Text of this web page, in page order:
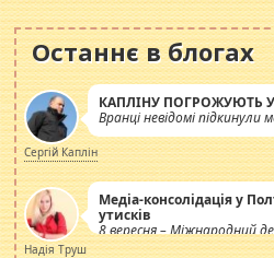
Останнє в блогах
КАПЛІНУ ПОГРОЖУЮТЬ
Вранці невідомі
Сергій Каплін
Медіа-консолідація у
утисків
8 вересня – Міжнародний
журналістів.
Надія Труш